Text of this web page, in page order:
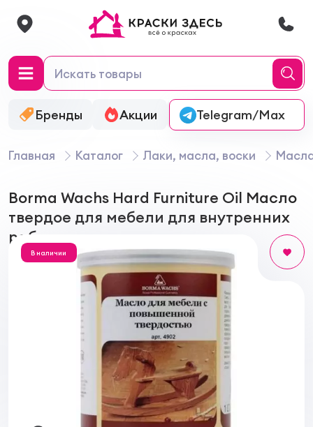
Бренды Акции Онлайн-колеровка
Telegram/Max
Главная Каталог Лаки, масла, воски
Borma Wachs Hard Furniture Oil Масло
твердое для мебели для внутренних
работ
В наличии